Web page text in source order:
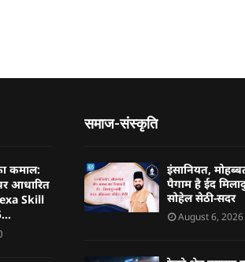
कमाल:
आधारित
Skill
समाज-संस्कृति
इंसानियत,
पैगाम है ईद
सोहेल सेठी-सदर
August 6, 2026